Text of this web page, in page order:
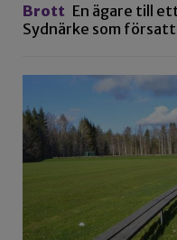
Brott En ägare till
Sydnärke som